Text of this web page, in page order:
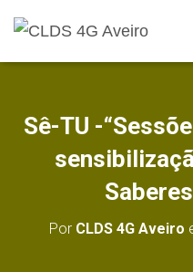
Sê-TU -
Por CLDS 4G Aveiro